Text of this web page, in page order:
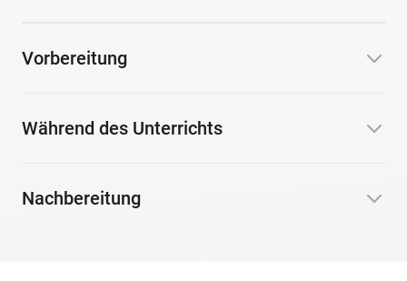
Vorbereitung
Während des Unterrichts
Nachbereitung